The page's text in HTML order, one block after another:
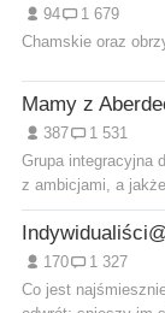
94
1 679
Chamskie oraz
Mamy z
387
1 531
Grupa integracyjna
z ambicjami, a
170
1 327
Co jest